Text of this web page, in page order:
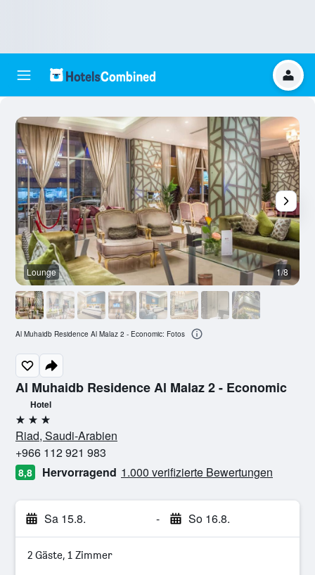
Al Muhaidb Residence Al Malaz 2 - Economic
Hotel
3 Sterne
Riad, Saudi-Arabien
+966 112 921 983
8,8 Hervorragend 1.000 verifizierte Bewertungen
Sa 15.8. - So 16.8.
2 Gäste, 1 Zimmer
Lounge 1/8
Al Muhaidb Residence Al Malaz 2 - Economic: Fotos